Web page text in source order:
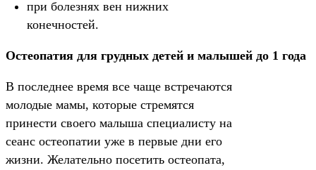
при болезнях вен нижних
конечностей.
Остеопатия для грудных детей и малышей до 1 года
В последнее время все чаще встречаются
молодые мамы, которые стремятся
принести своего малыша специалисту на
сеанс остеопатии уже в первые дни его
жизни. Желательно посетить остеопата,